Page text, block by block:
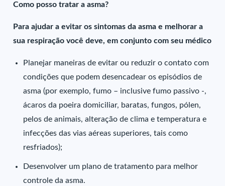
Como posso tratar a asma?
Para ajudar a evitar os sintomas da asma e melhorar a
sua respiração você deve, em conjunto com seu médico
Planejar maneiras de evitar ou reduzir o contato com
condições que podem desencadear os episódios de
asma (por exemplo, fumo – inclusive fumo passivo -,
ácaros da poeira domiciliar, baratas, fungos, pólen,
pelos de animais, alteração de clima e temperatura e
infecções das vias aéreas superiores, tais como
resfriados);
Desenvolver um plano de tratamento para melhor
controle da asma.